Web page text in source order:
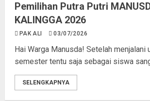
Pemilihan Putra Putri
KALINGGA 2026
PAK ALI 03/07/2026
Hai Warga Manusda! Setelah menjalani
semester tentu saja sebagai siswa
SELENGKAPNYA